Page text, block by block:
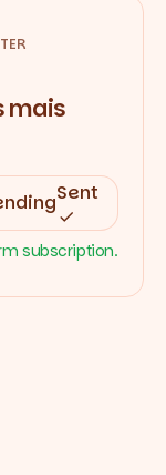
mais
Sent
subscription.